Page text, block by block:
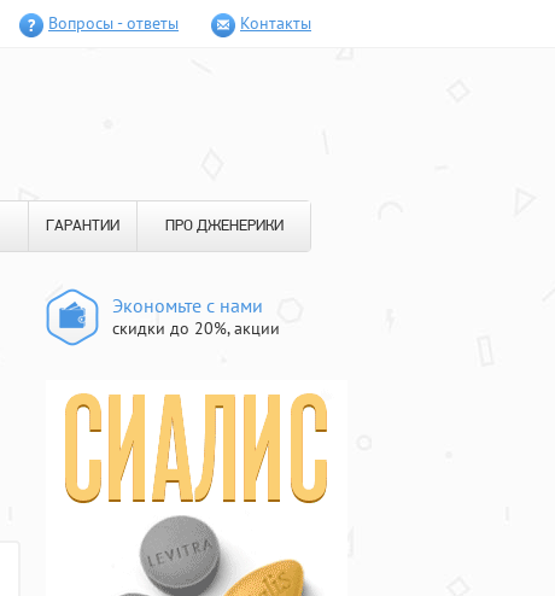
Вопросы - ответы Контакты
ГАРАНТИИ ПРО ДЖЕНЕРИКИ
Экономьте с нами
скидки до 20%, акции